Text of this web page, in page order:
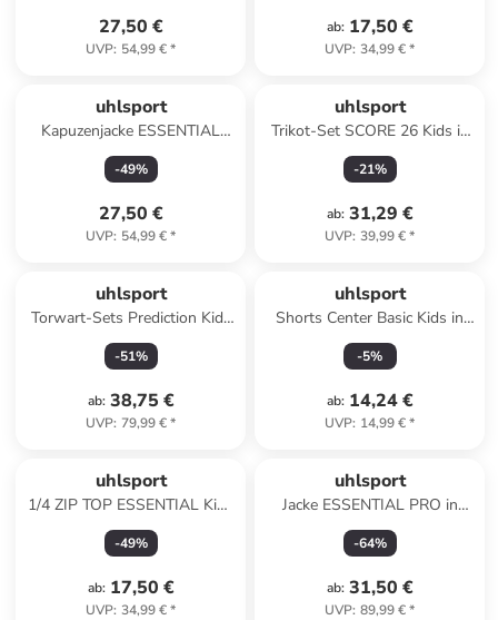
27,50 €
UVP: 54,99 €*
ab: 17,50 €
UVP: 34,99 €*
uhlsport
Kapuzenjacke ESSENTIAL
HOOD in dark grau melange
-49%
27,50 €
UVP: 54,99 €*
uhlsport
Trikot-Set SCORE 26 Kids in
schwarz/weiß
-21%
ab: 31,29 €
UVP: 39,99 €*
uhlsport
Torwart-Sets Prediction Kids
in marine/fluo gelb
-51%
ab: 38,75 €
UVP: 79,99 €*
uhlsport
Shorts Center Basic Kids in
weiß
-5%
ab: 14,24 €
UVP: 14,99 €*
uhlsport
1/4 ZIP TOP ESSENTIAL Kids
in rot/weiß
-49%
ab: 17,50 €
UVP: 34,99 €*
uhlsport
Jacke ESSENTIAL PRO in
schwarz
-64%
ab: 31,50 €
UVP: 89,99 €*